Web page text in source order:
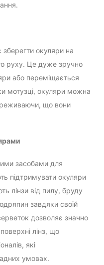
зберегти окуляри на
руху. Це дуже зручно
або переміщається
мотузці, окуляри можна
що вони
засобами для
підтримувати окуляри
лінзи від пилу, бруду
завдяки своїй
дозволяє значно
лінз, що
які
умовах.